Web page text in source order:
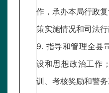
作，承办本局行政
策实施情况和司法行
9. 指导和管理全县
设和思想政治工作
训、考核奖励和警务